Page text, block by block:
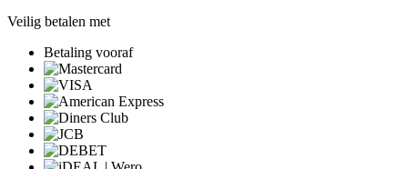
Veilig betalen met
Betaling vooraf